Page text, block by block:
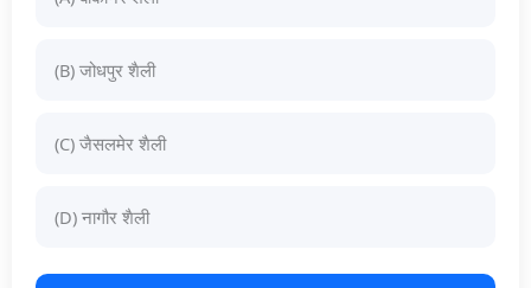
(B) जोधपुर शैली
(C) जैसलमेर शैली
(D) नागौर शैली